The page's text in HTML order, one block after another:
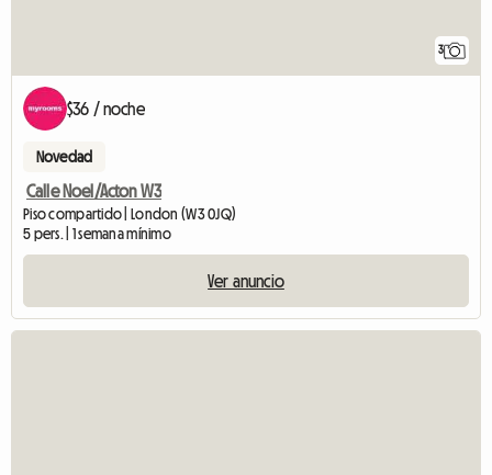
3
$36 / noche
Novedad
Calle Noel/Acton W3
Piso compartido | London (W3 0JQ)
5 pers. | 1 semana mínimo
Ver anuncio